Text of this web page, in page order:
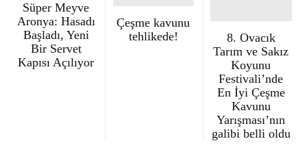
Süper Meyve
Aronya: Hasadı
Başladı, Yeni
Bir Servet
Kapısı Açılıyor
Çeşme kavunu
tehlikede!
8. Ovacık
Tarım ve Sakız
Koyunu
Festivali’nde
En İyi Çeşme
Kavunu
Yarışması’nın
galibi belli oldu